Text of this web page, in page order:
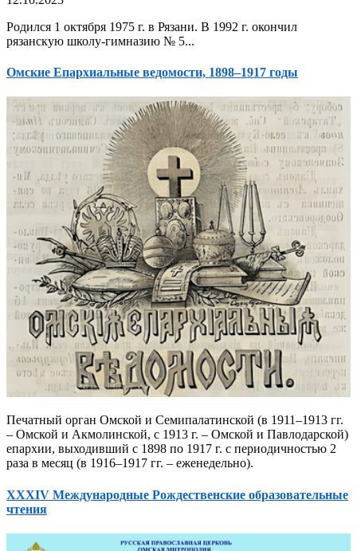
Родился 1 октября 1975 г. в Рязани. В 1992 г. окончил
рязанскую школу-гимназию № 5...
Омские Епархиальные ведомости, 1898–1917 годы
Печатный орган Омской и Семипалатинской (в 1911–1913 гг.
– Омской и Акмолинской, с 1913 г. – Омской и Павлодарской)
епархии, выходивший с 1898 по 1917 г. с периодичностью 2
раза в месяц (в 1916–1917 гг. – еженедельно).
XXXIV Международные Рождественские образовательные
чтения